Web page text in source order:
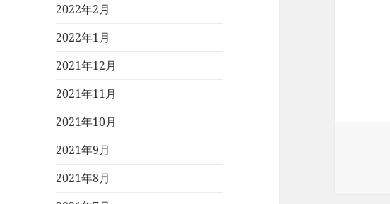
2022年2月
2022年1月
2021年12月
2021年11月
2021年10月
2021年9月
2021年8月